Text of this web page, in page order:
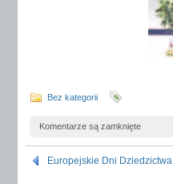
Bez kategorii
Komentarze są zamknięte
Europejskie Dni Dziedzictwa